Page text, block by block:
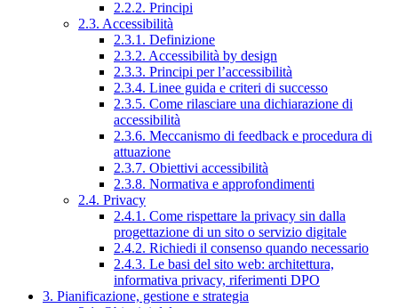
2.2.2. Principi
2.3. Accessibilità
2.3.1. Definizione
2.3.2. Accessibilità by design
2.3.3. Principi per l’accessibilità
2.3.4. Linee guida e criteri di successo
2.3.5. Come rilasciare una dichiarazione di
accessibilità
2.3.6. Meccanismo di feedback e procedura di
attuazione
2.3.7. Obiettivi accessibilità
2.3.8. Normativa e approfondimenti
2.4. Privacy
2.4.1. Come rispettare la privacy sin dalla
progettazione di un sito o servizio digitale
2.4.2. Richiedi il consenso quando necessario
2.4.3. Le basi del sito web: architettura,
informativa privacy, riferimenti DPO
3. Pianificazione, gestione e strategia